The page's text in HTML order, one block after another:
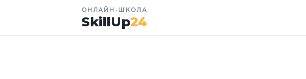
ОНЛАЙН-ШКОЛА
SkillUp24